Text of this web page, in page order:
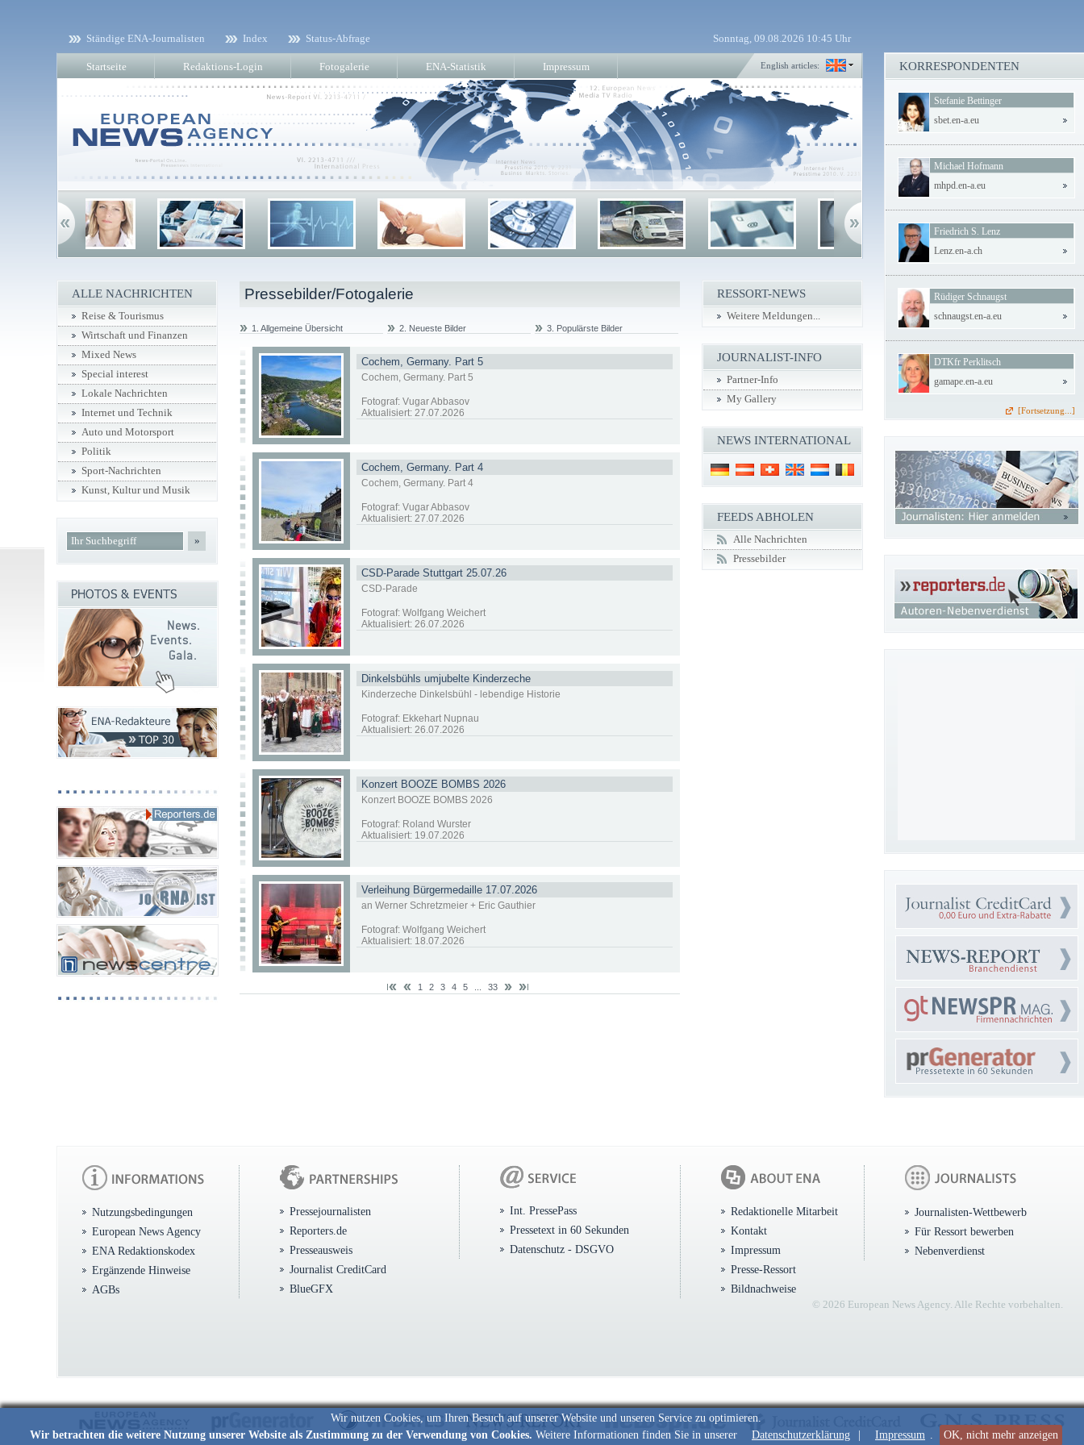
Wir nutzen Cookies, um Ihren Besuch auf unserer Website und unseren Service zu optimieren.
Wir betrachten die weitere Nutzung unserer Website als Zustimmung zu der Verwendung von Cookies. Weitere Informationen finden Sie in unserer Datenschutzerklärung Impressum . OK, nicht mehr anzeigen
Ständige ENA-Journalisten Index Status-Abfrage Sonntag, 09.08.2026 10:45 Uhr
Startseite Redaktions-Login Fotogalerie ENA-Statistik Impressum English articles:
Pressebilder/Fotogalerie
1. Allgemeine Übersicht 2. Neueste Bilder 3. Populärste Bilder
Cochem, Germany. Part 5
Cochem, Germany. Part 5
Fotograf: Vugar Abbasov
Aktualisiert: 27.07.2026
Cochem, Germany. Part 4
Cochem, Germany. Part 4
Fotograf: Vugar Abbasov
Aktualisiert: 27.07.2026
CSD-Parade Stuttgart 25.07.26
CSD-Parade
Fotograf: Wolfgang Weichert
Aktualisiert: 26.07.2026
Dinkelsbühls umjubelte Kinderzeche
Kinderzeche Dinkelsbühl - lebendige Historie
Fotograf: Ekkehart Nupnau
Aktualisiert: 26.07.2026
Konzert BOOZE BOMBS 2026
Konzert BOOZE BOMBS 2026
Fotograf: Roland Wurster
Aktualisiert: 19.07.2026
Verleihung Bürgermedaille 17.07.2026
an Werner Schretzmeier + Eric Gauthier
Fotograf: Wolfgang Weichert
Aktualisiert: 18.07.2026
1 2 3 4 5 33
ALLE NACHRICHTEN
Reise & Tourismus
Wirtschaft und Finanzen
Mixed News
Special interest
Lokale Nachrichten
Internet und Technik
Auto und Motorsport
Politik
Sport-Nachrichten
Kunst, Kultur und Musik
»
RESSORT-NEWS
Weitere Meldungen...
JOURNALIST-INFO
Partner-Info
My Gallery
NEWS INTERNATIONAL
FEEDS ABHOLEN
Alle Nachrichten
Pressebilder
KORRESPONDENTEN
Stefanie Bettinger
sbet.en-a.eu
Michael Hofmann
mhpd.en-a.eu
Friedrich S. Lenz
Lenz.en-a.ch
Rüdiger Schnaugst
schnaugst.en-a.eu
DTKfr Perklitsch
gamape.en-a.eu
[Fortsetzung...]
Nutzungsbedingungen
European News Agency
ENA Redaktionskodex
Ergänzende Hinweise
AGBs
Pressejournalisten
Reporters.de
Presseausweis
Journalist CreditCard
BlueGFX
Int. PressePass
Pressetext in 60 Sekunden
Datenschutz - DSGVO
Redaktionelle Mitarbeit
Kontakt
Impressum
Presse-Ressort
Bildnachweise
Journalisten-Wettbewerb
Für Ressort bewerben
Nebenverdienst
© 2026 European News Agency. Alle Rechte vorbehalten.